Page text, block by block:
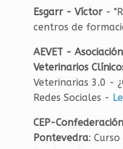
Esgarr - Víctor-
centros de
AEVET -
Veterinarios
Veterinarias 3.0 -
Redes Sociales -
CEP-
Pontevedra: